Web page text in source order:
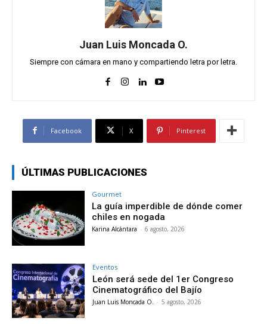
Juan Luis Moncada O.
Siempre con cámara en mano y compartiendo letra por letra.
Facebook X Pinterest
ÚLTIMAS PUBLICACIONES
Gourmet
La guía imperdible de dónde comer
chiles en nogada
Karina Alcántara - 6 agosto, 2026
Eventos
León será sede del 1er Congreso
Cinematográfico del Bajío
Juan Luis Moncada O. - 5 agosto, 2026